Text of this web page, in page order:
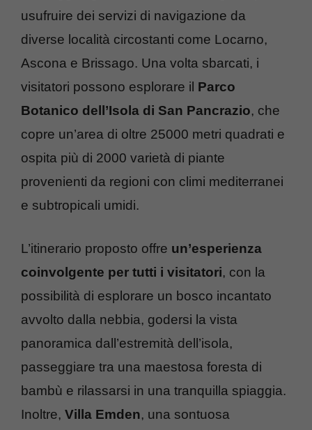
usufruire dei servizi di navigazione da
diverse località circostanti come Locarno,
Ascona e Brissago. Una volta sbarcati, i
visitatori possono esplorare il Parco
Botanico dell’Isola di San Pancrazio, che
copre un’area di oltre 25000 metri quadrati e
ospita più di 2000 varietà di piante
provenienti da regioni con climi mediterranei
e subtropicali umidi.
L’itinerario proposto offre un’esperienza
coinvolgente per tutti i visitatori, con la
possibilità di esplorare un bosco incantato
avvolto dalla nebbia, godersi la vista
panoramica dall’estremità dell’isola,
passeggiare tra una maestosa foresta di
bambù e rilassarsi in una tranquilla spiaggia.
Inoltre, Villa Emden, una sontuosa